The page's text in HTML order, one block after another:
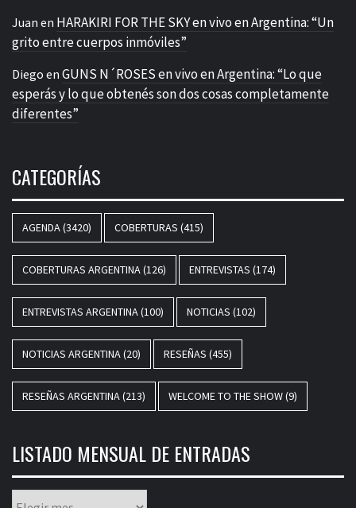
Juan en HARAKIRI FOR THE SKY en vivo en Argentina: “Un
grito entre cuerpos inmóviles”
Diego en GUNS N´ROSES en vivo en Argentina: “Lo que
esperás y lo que obtenés son dos cosas completamente
diferentes”
CATEGORÍAS
AGENDA(3420) COBERTURAS (415)
COBERTURAS ARGENTINA(126) ENTREVISTAS (174)
ENTREVISTAS ARGENTINA(100) NOTICIAS (102)
NOTICIAS ARGENTINA(20) RESEÑAS (455)
RESEÑAS ARGENTINA(213) WELCOME TO THE SHOW(9)
LISTADO MENSUAL DE ENTRADAS